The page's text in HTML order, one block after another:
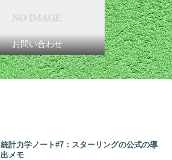
お問い合わせ
統計力学ノート#7：スターリングの公式の導
出メモ